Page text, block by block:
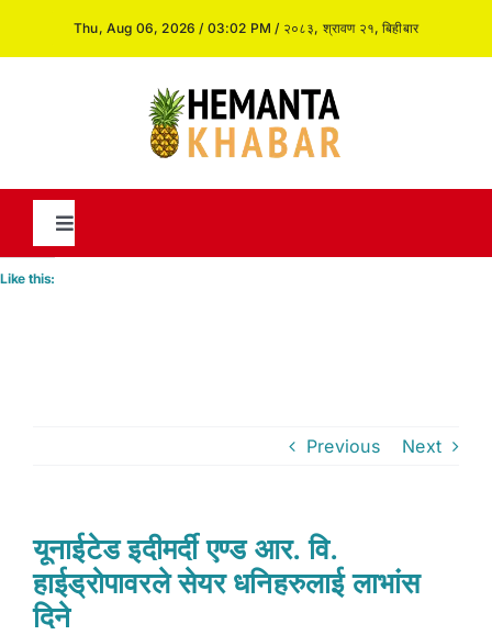
Thu, Aug 06, 2026 / 03:02 PM / २०८३, श्रावण २१, बिहीबार
Toggle
Navigation
Like this:
Previous Next
यूनाईटेड इदीमर्दी एण्ड आर. वि.
हाईड्रोपावरले सेयर धनिहरुलाई लाभांस
दिने